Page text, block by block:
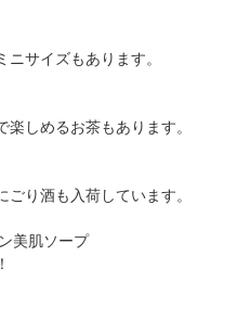
サイズもあります。
しめるお茶もあります。
り酒も入荷しています。
美肌ソープ